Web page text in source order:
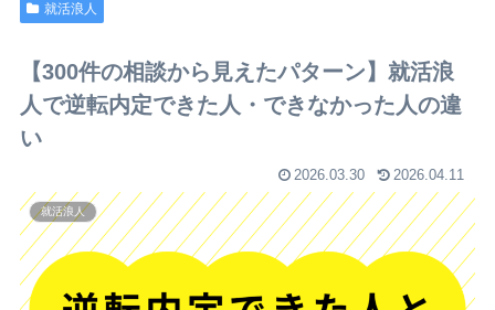
就活浪人
【300件の相談から見えたパターン】就活浪
人で逆転内定できた人・できなかった人の違
い
2026.03.30 2026.04.11
就活浪人